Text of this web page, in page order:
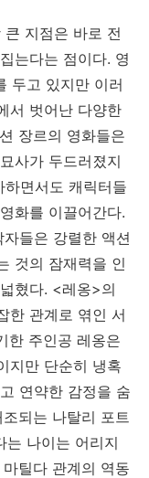
지점은 바로 전
는다는 점이다. 영
두고 있지만 이러
서 벗어난 다양한
장르의 영화들은
사가 두드러졌지
면서도 캐릭터들
화를 이끌어간다.
들은 강렬한 액션
것의 잠재력을 인
혔다. <레옹>의
한 관계로 엮인 서
한 주인공 레옹은
지만 단순히 냉혹
연약한 감정을 숨
되는 나탈리 포트
나이는 어리지
틸다 관계의 역동